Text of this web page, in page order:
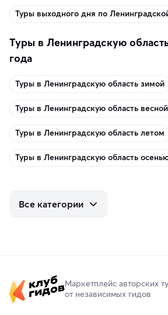
Туры выходного дня по
Туры в Ленинградскую
года
Туры в Ленинградскую область зимой
Туры в Ленинградскую область весной
Туры в Ленинградскую область летом
Туры в Ленинградскую область
Все категории
Маркетплейс авторских
от независимых гидов